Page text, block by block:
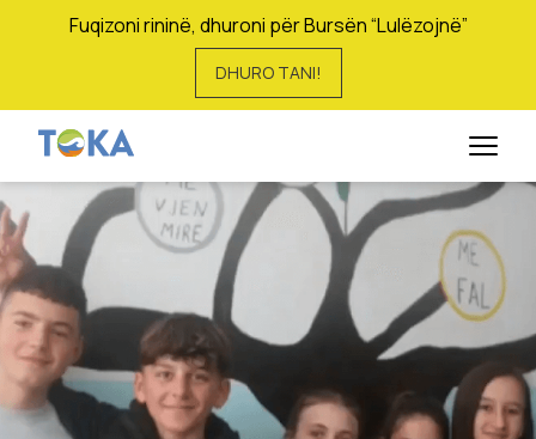
Fuqizoni rininë, dhuroni për Bursën “Lulëzojnë”
DHURO TANI!